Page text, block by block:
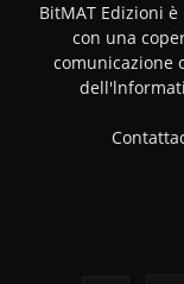
BitMAT Edizioni
con una
comunicazione